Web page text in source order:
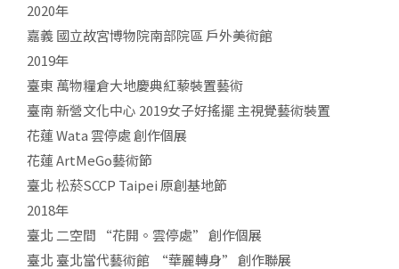
2020年
嘉義 國立故宮博物院南部院區 戶外美術館
2019年
臺東 萬物糧倉大地慶典紅藜裝置藝術
臺南 新營文化中心 2019女子好搖擺 主視覺藝術裝置
花蓮 Wata 雲停處 創作個展
花蓮 ArtMeGo藝術節
臺北 松菸SCCP Taipei 原創基地節
2018年
臺北 二空間 “花開。雲停處” 創作個展
臺北 臺北當代藝術館 “華麗轉身” 創作聯展